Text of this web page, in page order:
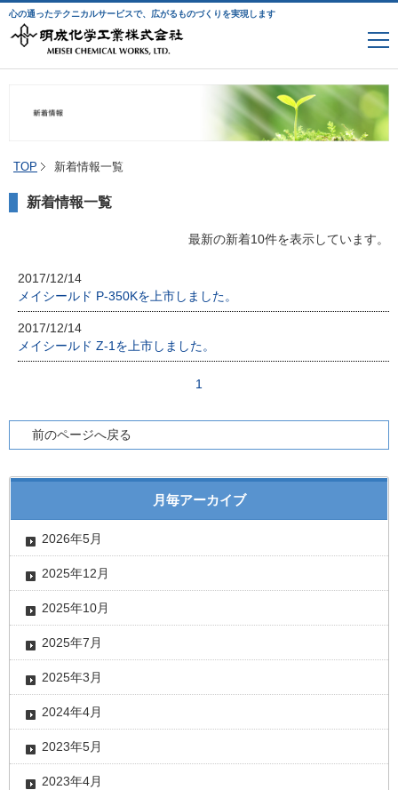
心の通ったテクニカルサービスで、広がるものづくりを実現します
TOP 新着情報一覧
新着情報一覧
最新の新着10件を表示しています。
2017/12/14
メイシールド P-350Kを上市しました。
2017/12/14
メイシールド Z-1を上市しました。
1
前のページへ戻る
月毎アーカイブ
2026年5月
2025年12月
2025年10月
2025年7月
2025年3月
2024年4月
2023年5月
2023年4月